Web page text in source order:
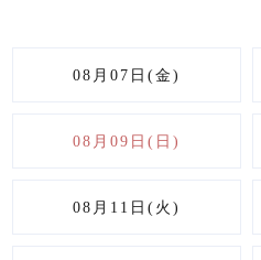
08月07日(金)
08月09日(日)
08月11日(火)